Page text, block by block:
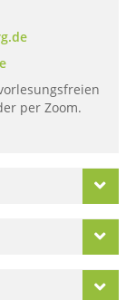
per Zoom.